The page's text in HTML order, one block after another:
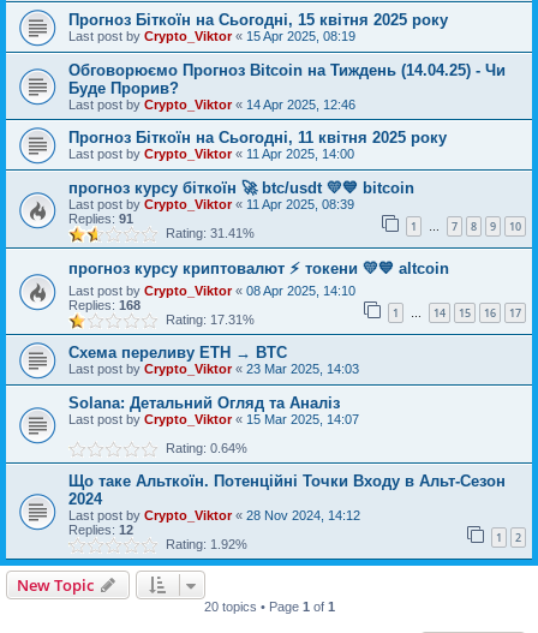
Прогноз Біткоїн на Сьогодні, 15 квітня 2025 року
Last post by Crypto_Viktor« 15 Apr 2025, 08:19
Обговорюємо Прогноз Bitcoin на Тиждень (14.04.25) - Чи
Буде Прорив?
Last post by Crypto_Viktor« 14 Apr 2025, 12:46
Прогноз Біткоїн на Сьогодні, 11 квітня 2025 року
Last post by Crypto_Viktor« 11 Apr 2025, 14:00
прогноз курсу біткоїн 🚀 btc/usdt 💛💙 bitcoin
Last post by Crypto_Viktor« 11 Apr 2025, 08:39
Replies: 91 1 … 7 8 9 10
Rating: 31.41%
прогноз курсу криптовалют ⚡ токени 💛💙 altcoin
Last post by Crypto_Viktor« 08 Apr 2025, 14:10
Replies: 168 1 … 14 15 16 17
Rating: 17.31%
Схема переливу ETH → BTC
Last post by Crypto_Viktor« 23 Mar 2025, 14:03
Solana: Детальний Огляд та Аналіз
Last post by Crypto_Viktor« 15 Mar 2025, 14:07
Rating: 0.64%
Що таке Альткоїн. Потенційні Точки Входу в Альт-Сезон
2024
Last post by Crypto_Viktor« 28 Nov 2024, 14:12
Replies: 12 1 2
Rating: 1.92%
New Topic
20 topics • Page 1 of 1